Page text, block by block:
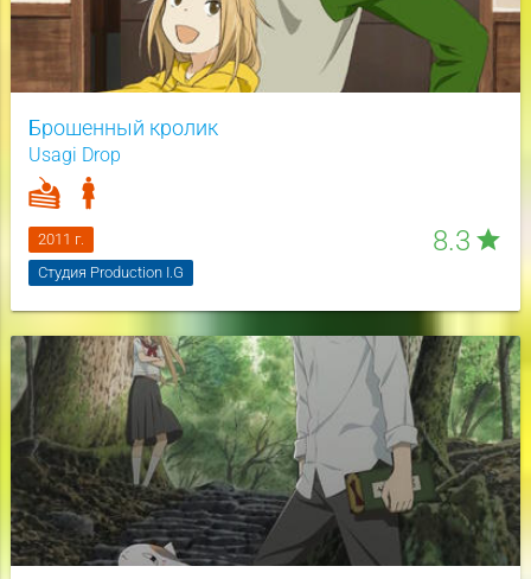
Брошенный кролик
Usagi Drop
8.3 star
2011 г.
Студия Production I.G